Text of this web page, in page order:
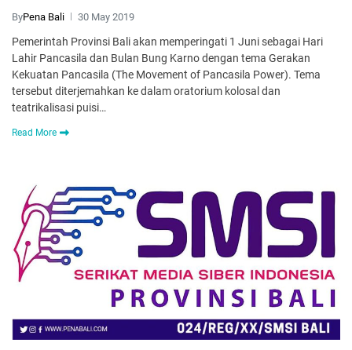
ByPena Bali 30 May 2019
Pemerintah Provinsi Bali akan memperingati 1 Juni sebagai Hari
Lahir Pancasila dan Bulan Bung Karno dengan tema Gerakan
Kekuatan Pancasila (The Movement of Pancasila Power). Tema
tersebut diterjemahkan ke dalam oratorium kolosal dan
teatrikalisasi puisi…
Read More